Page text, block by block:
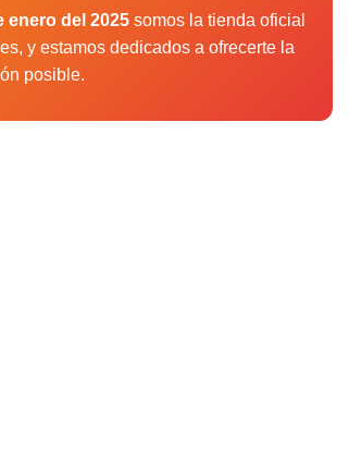
enero del 2025 somos la tienda oficial
y estamos dedicados a ofrecerte la
posible.